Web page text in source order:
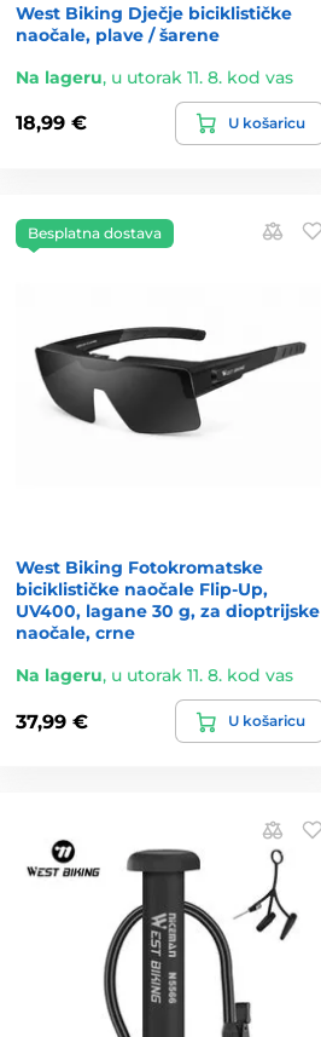
West Biking Dječje biciklističke
naočale, plave / šarene
Na lageru, u utorak 11. 8. kod vas
18,99 € U košaricu
Besplatna dostava
West Biking Fotokromatske
biciklističke naočale Flip-Up,
UV400, lagane 30 g, za dioptrijske
naočale, crne
Na lageru, u utorak 11. 8. kod vas
37,99 € U košaricu